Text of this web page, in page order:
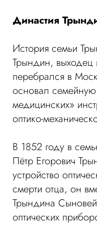
Династия
История семьи
Трындин, выходец
перебрался в
основал семейную
медицинских»
оптико-
В 1852 году в
Пётр Егорович
устройство
смерти отца, он
Трындина
оптических